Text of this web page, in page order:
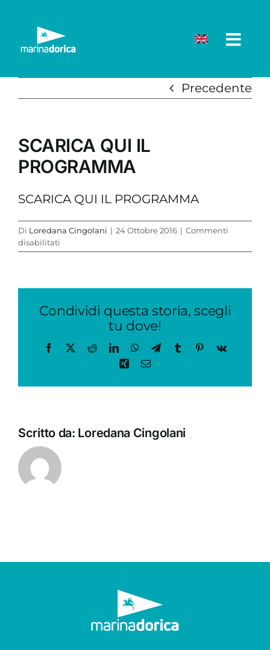
contenuto
Precedente
SCARICA QUI IL
PROGRAMMA
SCARICA QUI IL PROGRAMMA
Di Loredana Cingolani | 24 Ottobre 2016 | Commenti
disabilitati
SCARICA
PROGRAMMA
Condividi questa storia, scegli
tu dove!
Facebook
X RedditLinkedInWhatsApp
TelegramTumblrPinterest
Vk
Xing Email
Scritto da: Loredana Cingolani